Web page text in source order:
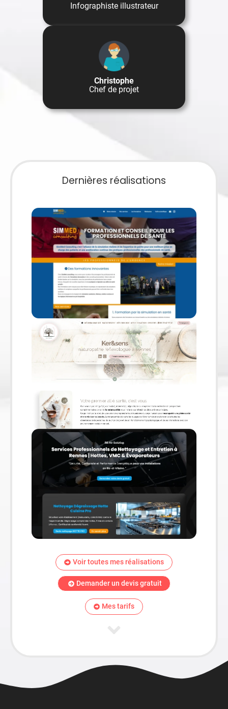
Infographiste illustrateur
Christophe
Chef de projet
Dernières réalisations
Voir toutes mes réalisations
Demander un devis gratuit
Mes tarifs